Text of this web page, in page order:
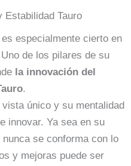
Estabilidad Tauro
especialmente cierto en
de los pilares de su
la innovación del
.
único y su mentalidad
innovar. Ya sea en su
se conforma con lo
y mejoras puede ser